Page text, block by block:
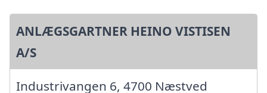
ANLÆGSGARTNER HEINO VISTISEN
A/S
Industrivangen 6, 4700 Næstved